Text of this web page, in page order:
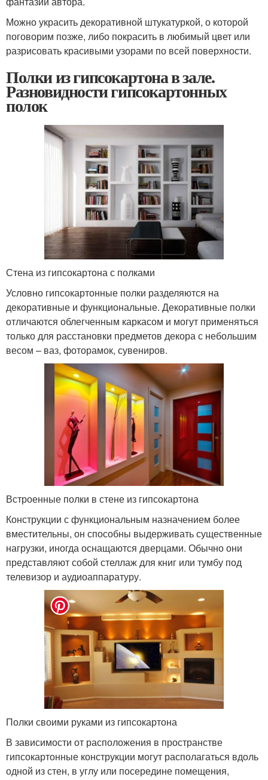
Можно украсить декоративной штукатуркой, о которой
поговорим позже, либо покрасить в любимый цвет или
разрисовать красивыми узорами по всей поверхности.
Полки из гипсокартона в зале.
Разновидности гипсокартонных
полок
Стена из гипсокартона с полками
Условно гипсокартонные полки разделяются на
декоративные и функциональные. Декоративные полки
отличаются облегченным каркасом и могут применяться
только для расстановки предметов декора с небольшим
весом – ваз, фоторамок, сувениров.
Встроенные полки в стене из гипсокартона
Конструкции с функциональным назначением более
вместительны, он способны выдерживать существенные
нагрузки, иногда оснащаются дверцами. Обычно они
представляют собой стеллаж для книг или тумбу под
телевизор и аудиоаппаратуру.
Полки своими руками из гипсокартона
В зависимости от расположения в пространстве
гипсокартонные конструкции могут располагаться вдоль
одной из стен, в углу или посередине помещения,